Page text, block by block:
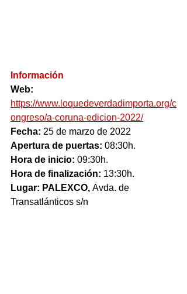
Información
Web:
https://www.loquedeverdadimporta.org/c
ongreso/a-coruna-edicion-2022/
Fecha: 25 de marzo de 2022
Apertura de puertas: 08:30h.
Hora de inicio: 09:30h.
Hora de finalización: 13:30h.
Lugar: PALEXCO, Avda. de
Transatlánticos s/n